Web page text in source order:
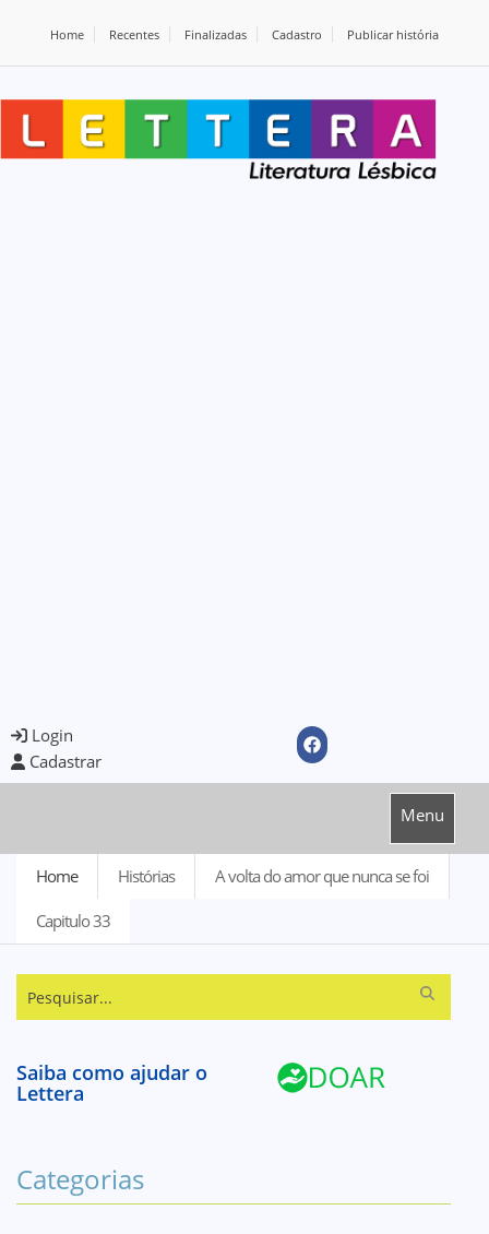
Home Recentes Finalizadas Cadastro Publicar história
Login
Cadastrar
Menu
Home Histórias A volta do amor que nunca se foi
Capitulo 33
Saiba como ajudar o
Lettera
Categorias